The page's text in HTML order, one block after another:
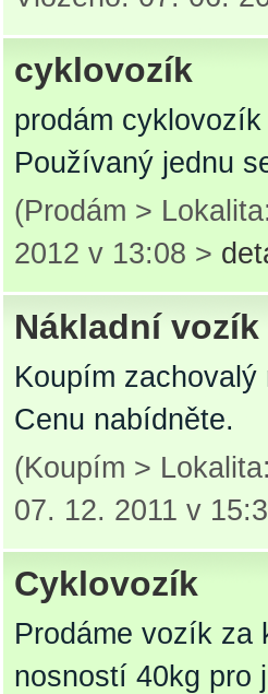
cyklovozík
prodám
Používaný jednu
(Prodám >
2012 v 13:08 >
Nákladní vozík
Koupím
Cenu nabídněte.
(Koupím >
07. 12. 2011 v
Cyklovozík
Prodáme vozík za
nosností 40kg pro